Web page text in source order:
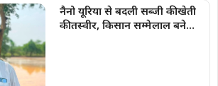
नैनो यूरिया से बदली सब्जी की खेती
की तस्वीर, किसान सम्मेलाल बने